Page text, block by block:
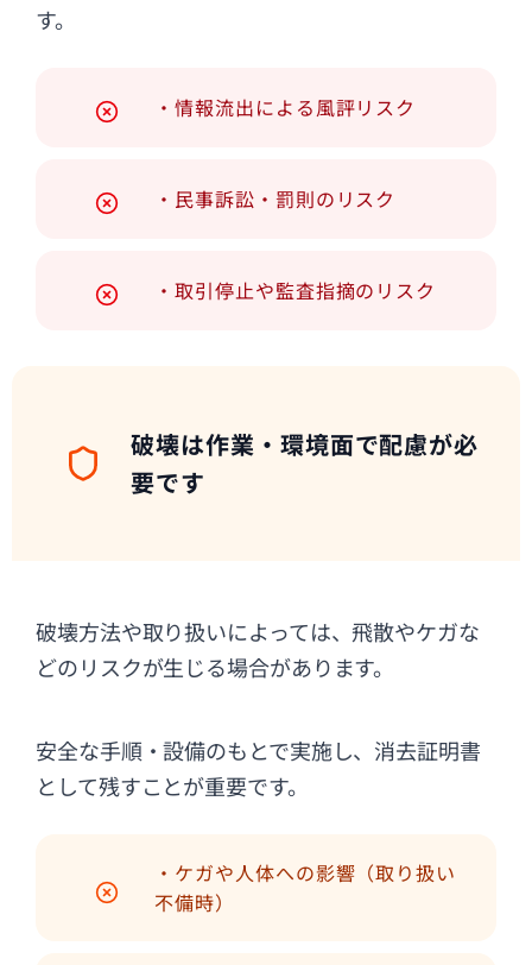
す。
・情報流出による風評リスク
・民事訴訟・罰則のリスク
・取引停止や監査指摘のリスク
破壊は作業・環境面で配慮が必
要です
破壊方法や取り扱いによっては、飛散やケガな
どのリスクが生じる場合があります。
安全な手順・設備のもとで実施し、消去証明書
として残すことが重要です。
・ケガや人体への影響（取り扱い
不備時）